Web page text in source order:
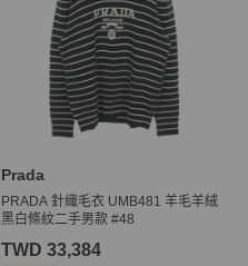
Prada
PRADA 針織毛衣 UMB481 羊毛羊絨
黑白條紋二手男款 #48
TWD 33,384